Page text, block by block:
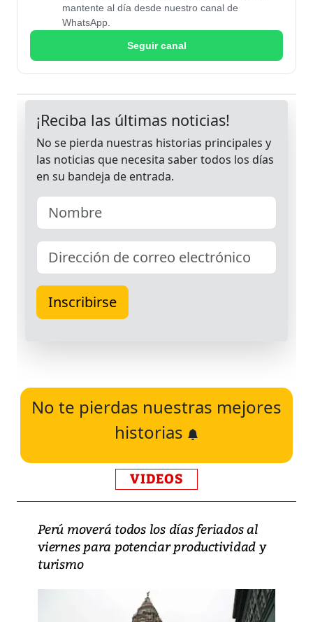
mantente al día desde nuestro canal de
WhatsApp.
Seguir canal
No te pierdas nuestras mejores
historias
VIDEOS
Perú moverá todos los días feriados al
viernes para potenciar productividad y
turismo